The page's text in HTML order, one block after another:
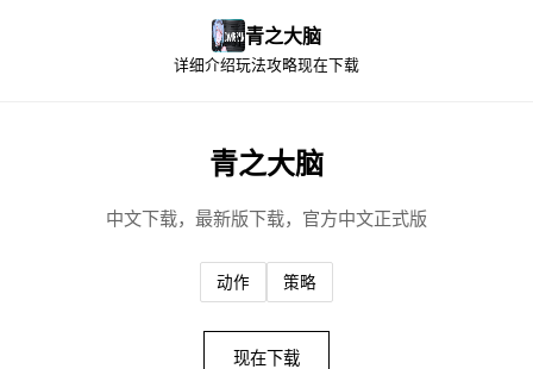
青之大脑
详细介绍玩法攻略现在下载
青之大脑
中文下载，最新版下载，官方中文正式版
动作 策略
现在下载